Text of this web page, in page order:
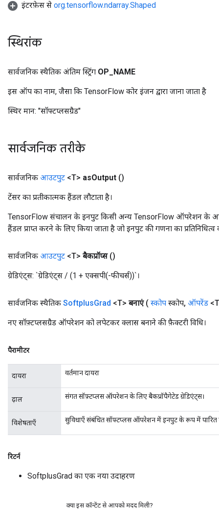
इंटरफ़ेस से org.tensorflow.ndarray.Shaped
स्थिरांक
सार्वजनिक स्थैतिक अंतिम स्ट्रिंग OP NAME
इस ऑप का नाम, जैसा कि TensorFlow कोर इंजन द्वारा जाना जाता है
स्थिर मान: "सॉफ्टप्लसग्रैड"
सार्वजनिक तरीके
सार्वजनिक आउटपुट <T> asOutput ()
टेंसर का प्रतीकात्मक हैंडल लौटाता है।
TensorFlow संचालन के इनपुट किसी अन्य TensorFlow ऑपरेशन के
हैंडल प्राप्त करने के लिए किया जाता है जो इनपुट की गणना का प्रतिनिधित्व
सार्वजनिक आउटपुट <T> बैकप्रॉप्स ()
ग्रेडिएंट्स: `ग्रेडिएंट्स / (1 + एक्सपी(-फीचर्स))`।
सार्वजनिक स्थैतिक SoftplusGrad <T> बनाएं ( स्कोप स्कोप, ऑपरेंड
नए सॉफ़्टप्लसग्रैड ऑपरेशन को लपेटकर क्लास बनाने की फ़ैक्टरी विधि।
पैरामीटर
दायरा वर्तमान दायरा
ढ़ाल संगत सॉफ़्टप्लस ऑपरेशन के लिए बैकप्रॉपैगेटेड ग्रेडिएंट्स।
विशेषताएँ सुविधाएँ संबंधित सॉफ्टप्लस ऑपरेशन में इनपुट के रूप में पारित
रिटर्न
SoftplusGrad का एक नया उदाहरण
क्या इस कॉन्टेंट से आपको मदद मिली?